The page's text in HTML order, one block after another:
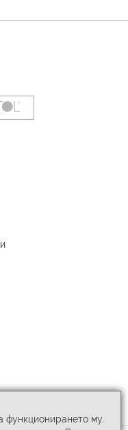
функционирането му,